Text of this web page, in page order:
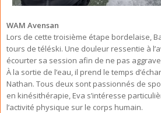
WAM Avensan
Lors de cette troisième étape bordelaise,
tours de téléski. Une douleur ressentie à
écourter sa session afin de ne pas
À la sortie de l’eau, il prend le temps
Nathan. Tous deux sont passionnés de
en kinésithérapie, Eva s’intéresse
l’activité physique sur le corps humain.